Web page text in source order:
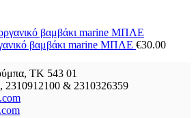
βαμβάκι marine ΜΠΛΕ €30.00
ΤΚ 543 01
2310912100 & 2310326359